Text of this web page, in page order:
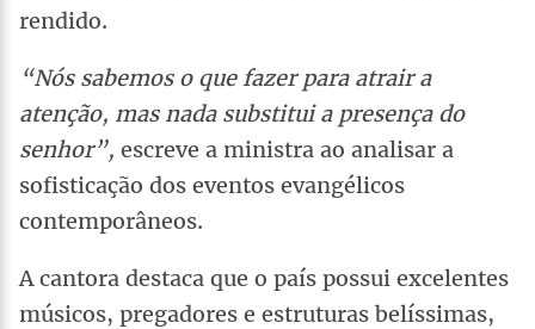
rendido.
“Nós sabemos o que fazer para atrair a
atenção, mas nada substitui a presença do
senhor”, escreve a ministra ao analisar a
sofisticação dos eventos evangélicos
contemporâneos.
A cantora destaca que o país possui excelentes
músicos, pregadores e estruturas belíssimas,